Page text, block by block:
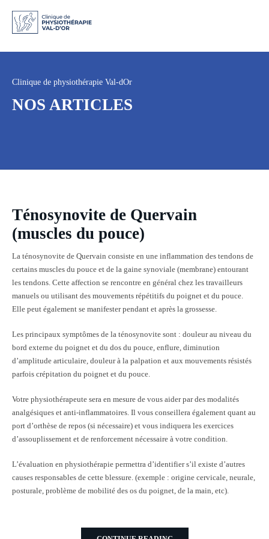
Clinique de physiothérapie Val-dOr
NOS ARTICLES
Ténosynovite de Quervain
(muscles du pouce)
La ténosynovite de Quervain consiste en une inflammation des tendons de
certains muscles du pouce et de la gaine synoviale (membrane) entourant
les tendons. Cette affection se rencontre en général chez les travailleurs
manuels ou utilisant des mouvements répétitifs du poignet et du pouce.
Elle peut également se manifester pendant et après la grossesse.
Les principaux symptômes de la ténosynovite sont : douleur au niveau du
bord externe du poignet et du dos du pouce, enflure, diminution
d’amplitude articulaire, douleur à la palpation et aux mouvements résistés
parfois crépitation du poignet et du pouce.
Votre physiothérapeute sera en mesure de vous aider par des modalités
analgésiques et anti-inflammatoires. Il vous conseillera également quant au
port d’orthèse de repos (si nécessaire) et vous indiquera les exercices
d’assouplissement et de renforcement nécessaire à votre condition.
L’évaluation en physiothérapie permettra d’identifier s’il existe d’autres
causes responsables de cette blessure. (exemple : origine cervicale, neurale,
posturale, problème de mobilité des os du poignet, de la main, etc).